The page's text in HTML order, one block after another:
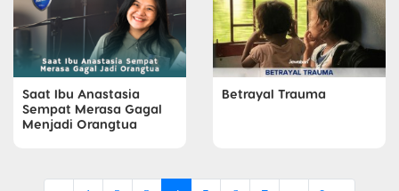
Saat Ibu Anastasia
Sempat Merasa Gagal
Menjadi Orangtua
Betrayal Trauma